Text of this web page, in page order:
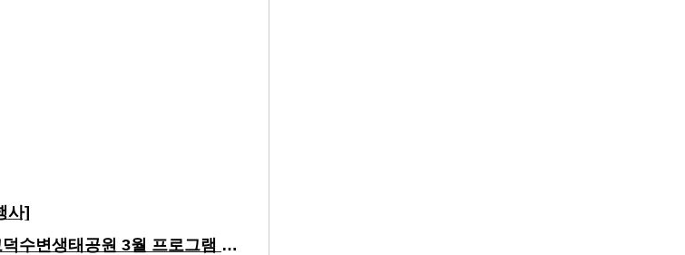
사]
고덕수변생태공원 3월 프로그램 운영안